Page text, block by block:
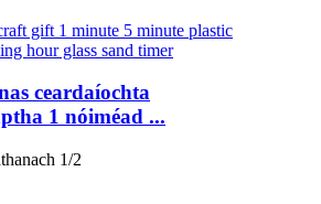
ceardaíochta
1 nóiméad ...
1/2